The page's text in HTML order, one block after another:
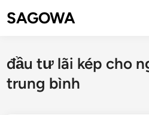
SAGOWA
đầu tư lãi kép cho
trung bình